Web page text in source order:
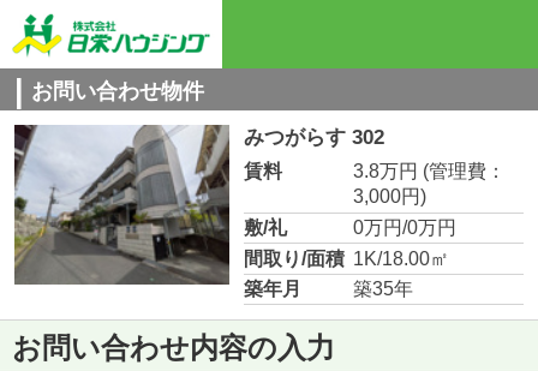
お問い合わせ物件
みつがらす 302
賃料 3.8万円 (管理費：
3,000円)
敷/礼
0万円/0万円
間取り/面積 1K/18.00㎡
築年月
築35年
お問い合わせ内容の入力